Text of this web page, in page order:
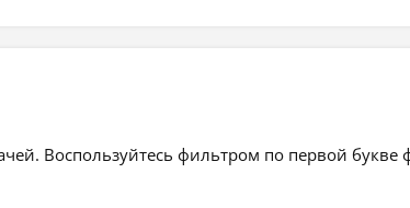
Воспользуйтесь фильтром по первой